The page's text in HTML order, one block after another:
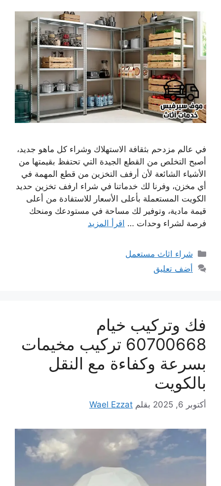
في عالم مزدحم بثقافة الاستهلاك وشراء كل ماهو جديد،
أصبح التخلص من القطع الجيدة التي تحتفظ بقيمتها من
الأشياء الشائعة لأن أرفف التخزين من قطع المهمة في
أي مخزن، وفرنا لك خدماتنا في شراء ارفف تخزين حديد
الكويت المستعملة بأعلى الأسعار للاستفادة من أعلى
قيمة مادية، وتوفير لك مساحة في مستودعك ومنحك
فرصة لشراء وحدات … اقرأ المزيد
التصنيفات
شراء اثاث مستعمل
أضف تعليق
فك وتركيب خيام
60700668 تركيب مخيمات
بسرعة وكفاءة مع النقل
بالكويت
أكتوبر 6, 2025 بقلم Wael Ezzat